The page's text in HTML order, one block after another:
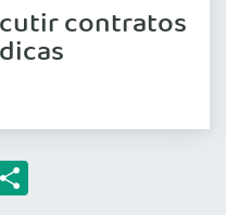
contratos